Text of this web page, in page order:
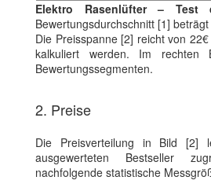
Elektro Rasenlüfter – Test
Bewertungsdurchschnitt [1]
Die Preisspanne [2] reicht von
kalkuliert werden. Im
Bewertungssegmenten.
2. Preise
Die Preisverteilung in Bild [2]
ausgewerteten Bestseller
nachfolgende statistische